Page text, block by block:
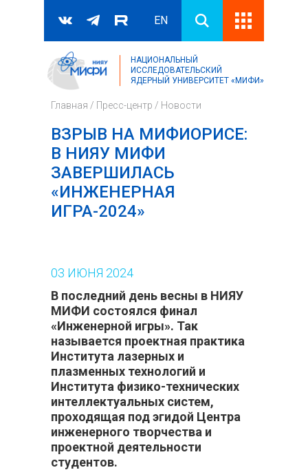
Форма поиска
Поиск
EN
НАЦИОНАЛЬНЫЙ
ИССЛЕДОВАТЕЛЬСКИЙ
ЯДЕРНЫЙ УНИВЕРСИТЕТ «МИФИ»
Главная / Пресс-центр / Новости
ВЗРЫВ НА МИФИОРИСЕ:
В НИЯУ МИФИ
ЗАВЕРШИЛАСЬ
«ИНЖЕНЕРНАЯ
ИГРА-2024»
03 ИЮНЯ 2024
В последний день весны в НИЯУ
МИФИ состоялся финал
«Инженерной игры». Так
называется проектная практика
Института лазерных и
плазменных технологий и
Института физико-технических
интеллектуальных систем,
проходящая под эгидой Центра
инженерного творчества и
проектной деятельности
студентов.